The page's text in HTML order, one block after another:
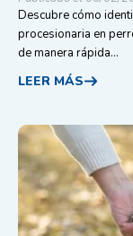
Descubre cómo
procesionaria en
de manera rápida...
LEER MÁS